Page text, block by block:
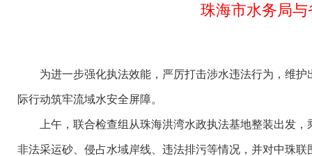
珠海市水务局
为进一步强化执法效能，严厉打击涉水违法行为，维护
际行动筑牢流域水安全屏障。
上午，联合检查组从珠海洪湾水政执法基地整装出发，
非法采运砂、侵占水域岸线、违法排污等情况，并对中珠